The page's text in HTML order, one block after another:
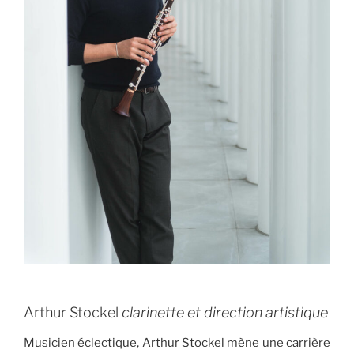
Arthur Stockel clarinette et direction artistique
Musicien éclectique, Arthur Stockel mène une carrière